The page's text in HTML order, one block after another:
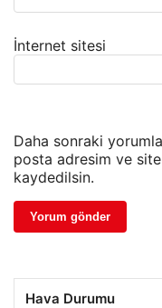
İnternet sitesi
Daha sonraki
posta adresim ve
kaydedilsin.
Hava Durumu